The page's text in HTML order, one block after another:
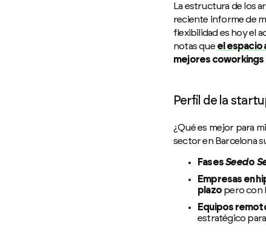
La estructura de los
reciente informe de
flexibilidad es hoy el
notas que el espacio
mejores coworkings
Perfil de la
¿Qué es mejor para mi
sector en Barcelona
FasesSeedo
Empresas en
plazo pero con
Equipos
estratégico